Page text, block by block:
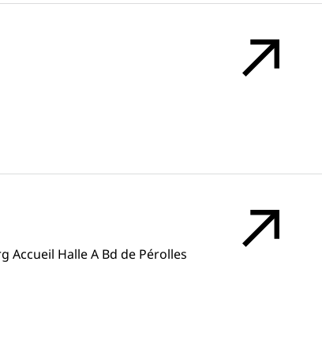
Halle A Bd de Pérolles